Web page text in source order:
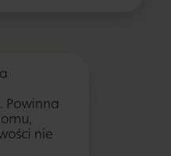
Powinna
nie